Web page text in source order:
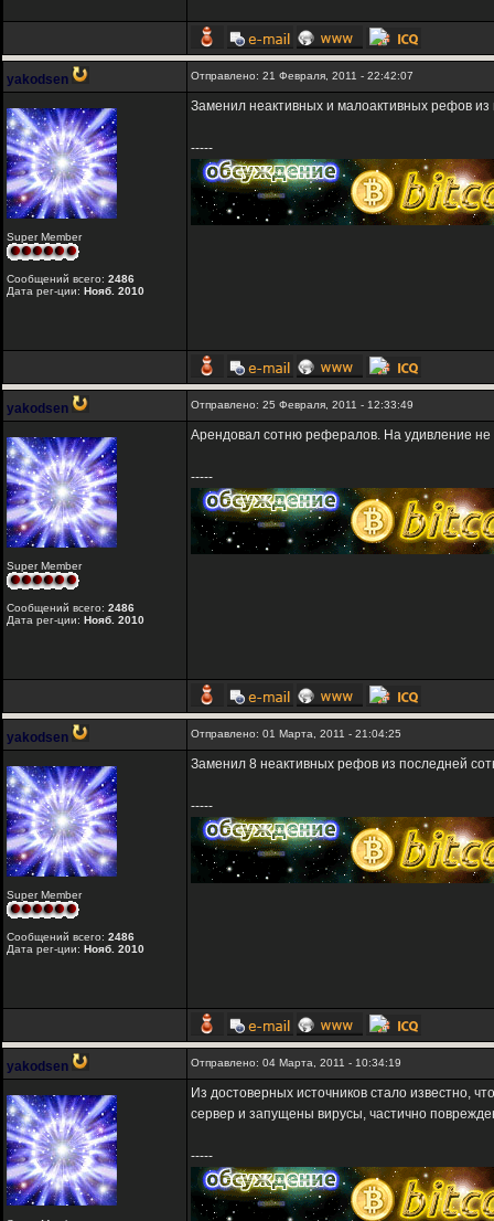
yakodsen Отправлено: 21 Февраля, 2011 - 22:42:07
Super Member
Сообщений всего: 2486
Дата рег-ции: Нояб. 2010
Заменил неактивных и малоактивных рефов
-----
yakodsen Отправлено: 25 Февраля, 2011 - 12:33:49
Super Member
Сообщений всего: 2486
Дата рег-ции: Нояб. 2010
Арендовал сотню рефералов. На удивление
-----
yakodsen Отправлено: 01 Марта, 2011 - 21:04:25
Super Member
Сообщений всего: 2486
Дата рег-ции: Нояб. 2010
Заменил 8 неактивных рефов из последней
-----
yakodsen Отправлено: 04 Марта, 2011 - 10:34:19
Из достоверных источников стало известно,
сервер и запущены вирусы, частично
-----